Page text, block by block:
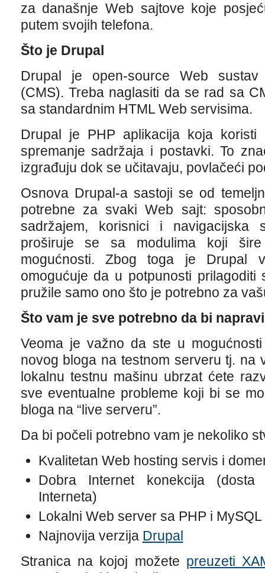
za današnje Web sajtove koje
putem svojih telefona.
Što je Drupal
Drupal je open-source Web
(CMS). Treba naglasiti da se rad sa
sa standardnim HTML Web servisima.
Drupal je PHP aplikacija koja koristi
spremanje sadržaja i postavki. To
izgrađuju dok se učitavaju, povlačeći
Osnova Drupal-a sastoji se od
potrebne za svaki Web sajt:
sadržajem, korisnici i navigacijska
proširuje se sa modulima koji
mogućnosti. Zbog toga je Drupal
omogućuje da u potpunosti
pružile samo ono što je potrebno za
Što vam je sve potrebno da bi
Veoma je važno da ste u
novog bloga na testnom serveru tj. na
lokalnu testnu mašinu ubrzat ćete
sve eventualne probleme koji bi se
bloga na “live serveru”.
Da bi počeli potrebno vam je nekoliko
Kvalitetan Web hosting servis i
Dobra Internet konekcija
Interneta)
Lokalni Web server sa PHP i
Najnovija verzija Drupal
Stranica na kojoj možete preuzeti